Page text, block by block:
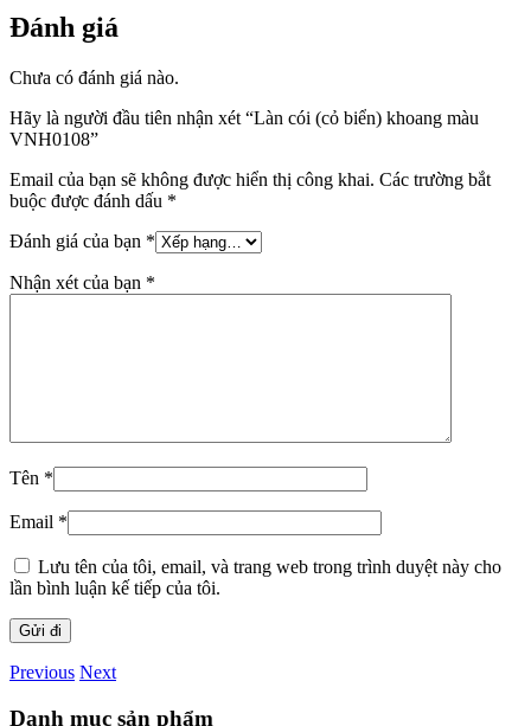
Đánh giá
Chưa có đánh giá nào.
Hãy là người đầu tiên nhận xét “Làn cói (cỏ biển) khoang màu
VNH0108”
Email của bạn sẽ không được hiển thị công khai. Các trường bắt
buộc được đánh dấu *
Đánh giá của bạn *
Nhận xét của bạn *
Tên *
Email *
Lưu tên của tôi, email, và trang web trong trình duyệt này cho
lần bình luận kế tiếp của tôi.
Previous Next
Danh mục sản phẩm